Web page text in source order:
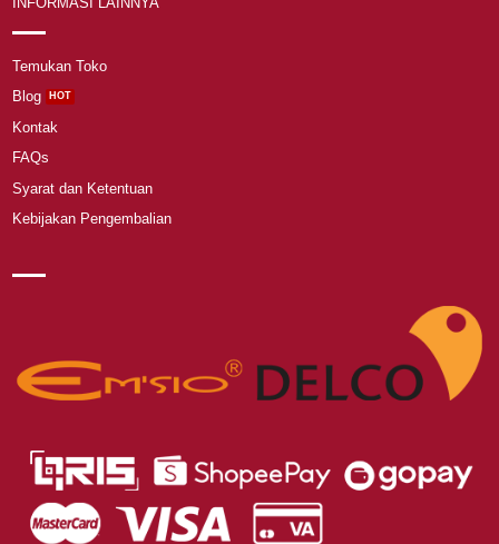
Temukan Toko
Blog
Kontak
FAQs
Syarat dan Ketentuan
Kebijakan Pengembalian